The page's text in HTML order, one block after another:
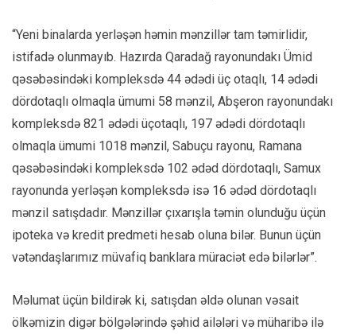
“Yeni binalarda yerləşən həmin mənzillər tam təmirlidir,
istifadə olunmayıb. Hazırda Qaradağ rayonundakı Ümid
qəsəbəsindəki kompleksdə 44 ədədi üç otaqlı, 14 ədədi
dördotaqlı olmaqla ümumi 58 mənzil, Abşeron rayonundakı
kompleksdə 821 ədədi üçotaqlı, 197 ədədi dördotaqlı
olmaqla ümumi 1018 mənzil, Sabuçu rayonu, Ramana
qəsəbəsindəki kompleksdə 102 ədəd dördotaqlı, Samux
rayonunda yerləşən kompleksdə isə 16 ədəd dördotaqlı
mənzil satışdadır. Mənzillər çıxarışla təmin olunduğu üçün
ipoteka və kredit predmeti hesab oluna bilər. Bunun üçün
vətəndaşlarımız müvafiq banklara müraciət edə bilərlər”.
Məlumat üçün bildirək ki, satışdan əldə olunan vəsait
ölkəmizin digər bölgələrində şəhid ailələri və müharibə ilə